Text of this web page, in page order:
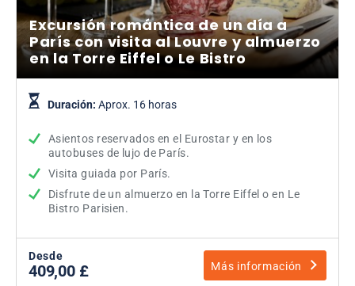
Excursión romántica de un día a
París con visita al Louvre y almuerzo
en la Torre Eiffel o Le Bistro
Duración: Aprox. 16 horas
Asientos reservados en el Eurostar y en los
autobuses de lujo de París.
Visita guiada por París.
Disfrute de un almuerzo en la Torre Eiffel o en Le
Bistro Parisien.
Desde
409,00 £ Más información